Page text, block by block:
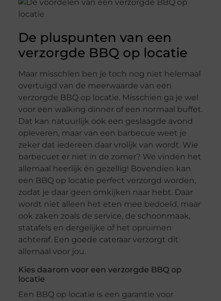
De pluspunten van een
verzorgde BBQ op locatie
Maar misschien ben je toch nog niet helemaal
overtuigd van de meerwaarde van een
verzorgde BBQ op locatie. Misschien ga je wel
voor een walking dinner of een normaal buffet.
Dat kan natuurlijk ook een geslaagde avond
opleveren, maar van een barbecue weet je
zeker dat iedereen daar vrolijk van wordt. Wie
barbecuet er niet in de zomer? We vinden het
allemaal heerlijk én gezellig! Bovendien kan
een BBQ op locatie perfect verzorgd worden,
zodat je daar geen omkijken naar hebt. Daar
wordt niet alleen het eten mee bedoeld, maar
ook zaken zoals de service, de schoonmaak,
statafels en dergelijke of het opruimen
achteraf. Een goede cateraar verzorgt dit
allemaal voor jou.
Kies daarom voor een verzorgde BBQ op
locatie
Een BBQ op locatie is een garantie voor